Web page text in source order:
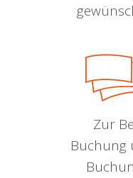
Zur
Buchung